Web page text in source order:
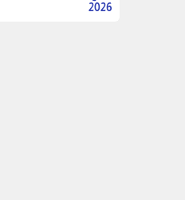
2026